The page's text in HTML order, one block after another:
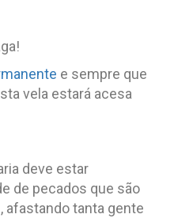
e sempre que
vela estará acesa
deve estar
de pecados que são
tanta gente